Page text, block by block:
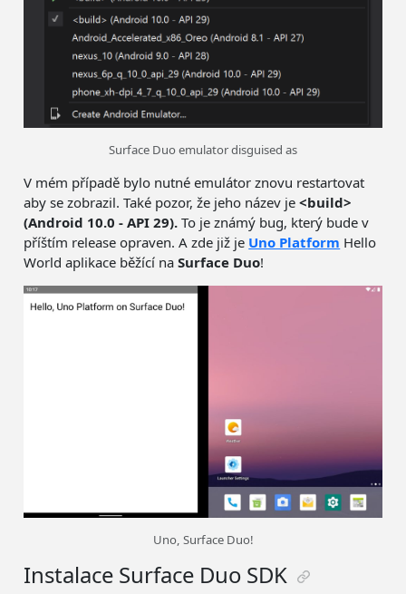
Surface Duo emulator disguised as
V mém případě bylo nutné emulátor znovu restartovat
aby se zobrazil. Také pozor, že jeho název je<build>
(Android 10.0 - API 29). To je známý bug, který bude v
příštím release opraven. A zde již je Uno Platform Hello
World aplikace běžící naSurface Duo!
Uno, Surface Duo!
Instalace Surface Duo SDK